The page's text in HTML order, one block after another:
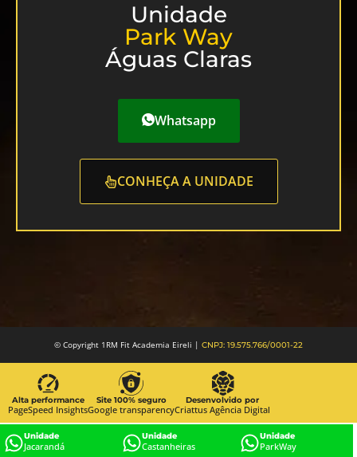
Unidade
Park Way
Águas Claras
Whatsapp
CONHEÇA A UNIDADE
© Copyright 1RM Fit Academia Eireli | CNPJ: 19.575.766/0001-22
Alta performance
PageSpeed Insights
Site 100% seguro
Google transparency
Desenvolvido por
Criattus Agência Digital
Unidade
Jacarandá
Unidade
Castanheiras
Unidade
ParkWay